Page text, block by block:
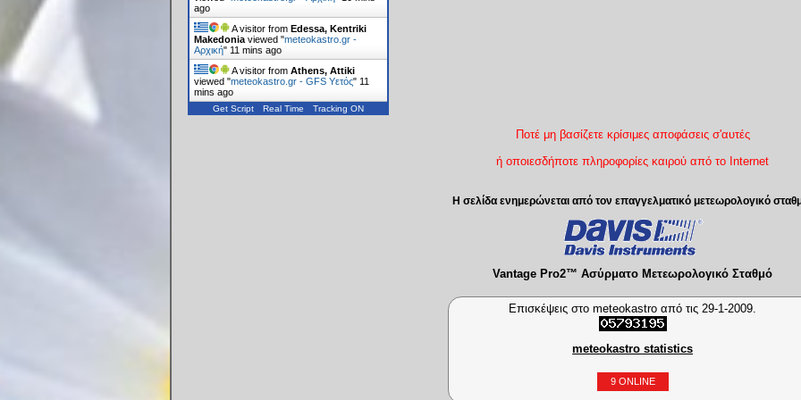
ago
A visitor fromEdessa, Kentriki
Makedonia viewed "meteokastro.gr -
Αρχική" 11 mins ago
A visitor fromAthens, Attiki
viewed "meteokastro.gr - GFS Υετός" 11
mins ago
Get Script Real Time Tracking ON
Ποτέ μη βασίζετε κρίσιμες αποφάσεις σ'αυτές
ή οποιεσδήποτε πληροφορίες καιρού από το Internet
Η σελίδα ενημερώνεται από τον επαγγελματικό μετεωρολογικό
Vantage Pro2™ Ασύρματο Μετεωρολογικό Σταθμό
Επισκέψεις στο meteokastro από τις 29-1-2009.
meteokastro statistics
9 ONLINE